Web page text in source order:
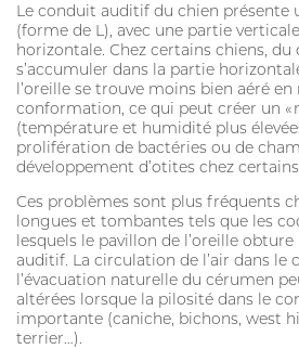
ANTIPARASITAIRE
PURGE
HYGIÈNE BUCCO-
DIGESTION
SOIN DE LA
ALLAITEMENT
HYGIÈNE DU
STRESS ET
Le conduit auditif du chien présente
(forme de L), avec une partie
horizontale. Chez certains chiens,
s’accumuler dans la partie
l’oreille se trouve moins bien aéré
conformation, ce qui peut créer un «
(température et humidité plus
prolifération de bactéries ou de
développement d’otites chez
Ces problèmes sont plus fréquents
longues et tombantes tels que les
lesquels le pavillon de l’oreille
auditif. La circulation de l’air dans le
l’évacuation naturelle du cérumen
altérées lorsque la pilosité dans le
importante (caniche, bichons, west
terrier…).